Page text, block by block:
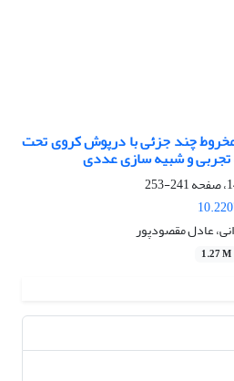
چند جزئی با درپوش کروی تحت
تجربی و شبیه سازی عددی
241-253
عادل مقصودپور
1.27 M